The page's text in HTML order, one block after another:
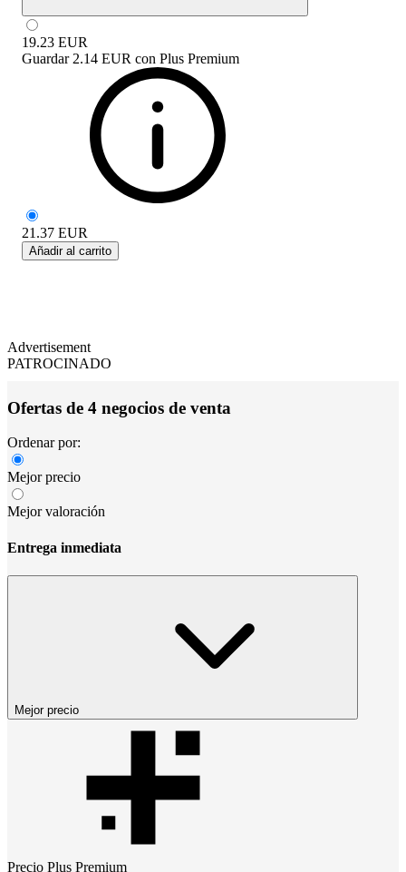
19.23 EUR
Guardar 2.14 EUR con Plus Premium
21.37 EUR
Añadir al carrito
Advertisement
PATROCINADO
Ofertas de 4 negocios de venta
Ordenar por:
Mejor precio
Mejor valoración
Entrega inmediata
Mejor precio
Precio Plus Premium